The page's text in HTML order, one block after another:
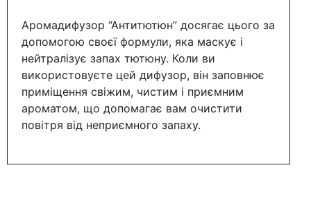
Аромадифузор “Антитютюн” досягає цього за
допомогою своєї формули, яка маскує і
нейтралізує запах тютюну. Коли ви
використовуєте цей дифузор, він заповнює
приміщення свіжим, чистим і приємним
ароматом, що допомагає вам очистити
повітря від неприємного запаху.